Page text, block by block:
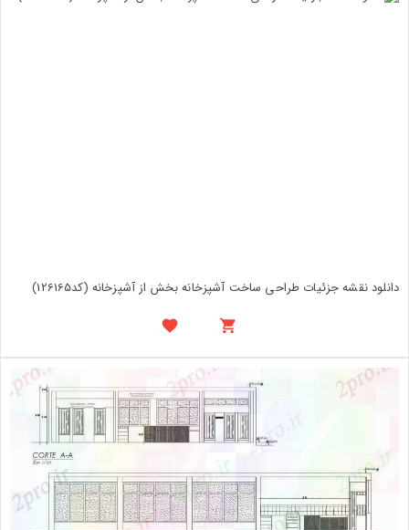
دانلود نقشه جزئیات طراحی ساخت آشپزخانه بخش از آشپزخانه (کد126165)